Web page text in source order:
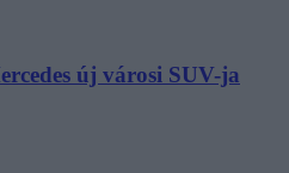
új városi SUV-ja